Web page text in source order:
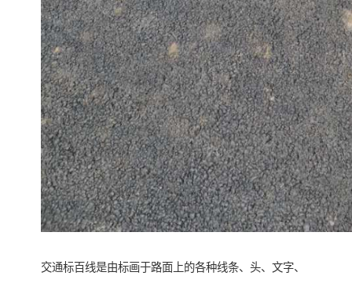
交通标百线是由标画于路面上的各种线条、头、文字、